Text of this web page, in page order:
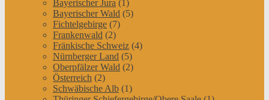
Bayerischer Jura (1)
Bayerischer Wald (5)
Fichtelgebirge (7)
Frankenwald (2)
Fränkische Schweiz (4)
Nürnberger Land (5)
Oberpfälzer Wald (2)
Österreich (2)
Schwäbische Alb (1)